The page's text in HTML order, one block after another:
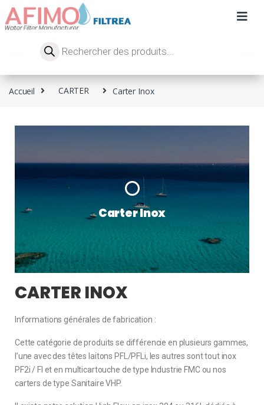
Accueil CARTER Carter Inox
Carter Inox
CARTER INOX
Informations générales de fabrication :
Cette catégorie de produits se différencie en plusieurs gammes,
l’une avec des têtes laitons PFL/PFLi, les autres sonttout inox
PF2i / FI eten multicartouche de type Industrie FMC ou nos
carters de type Sanitaire VHP.